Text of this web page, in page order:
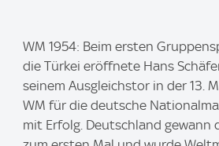
m
WM 1954: Beim ersten
die Türkei eröffnete Hans
seinem Ausgleichstor in der 13.
WM für die deutsche
mit Erfolg. Deutschland gewann